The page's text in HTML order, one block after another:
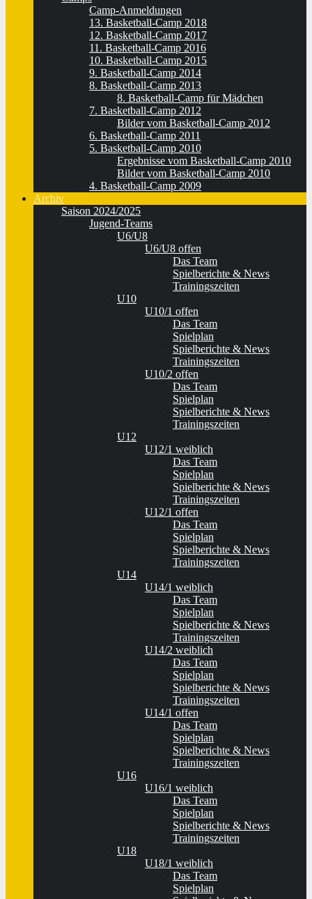
Camp-Anmeldungen
13. Basketball-Camp 2018
12. Basketball-Camp 2017
11. Basketball-Camp 2016
10. Basketball-Camp 2015
9. Basketball-Camp 2014
8. Basketball-Camp 2013
8. Basketball-Camp für Mädchen
7. Basketball-Camp 2012
Bilder vom Basketball-Camp 2012
6. Basketball-Camp 2011
5. Basketball-Camp 2010
Ergebnisse vom Basketball-Camp 2010
Bilder vom Basketball-Camp 2010
4. Basketball-Camp 2009
Archiv
Saison 2024/2025
Jugend-Teams
U6/U8
U6/U8 offen
Das Team
Spielberichte & News
Trainingszeiten
U10
U10/1 offen
Das Team
Spielplan
Spielberichte & News
Trainingszeiten
U10/2 offen
Das Team
Spielplan
Spielberichte & News
Trainingszeiten
U12
U12/1 weiblich
Das Team
Spielplan
Spielberichte & News
Trainingszeiten
U12/1 offen
Das Team
Spielplan
Spielberichte & News
Trainingszeiten
U14
U14/1 weiblich
Das Team
Spielplan
Spielberichte & News
Trainingszeiten
U14/2 weiblich
Das Team
Spielplan
Spielberichte & News
Trainingszeiten
U14/1 offen
Das Team
Spielplan
Spielberichte & News
Trainingszeiten
U16
U16/1 weiblich
Das Team
Spielplan
Spielberichte & News
Trainingszeiten
U18
U18/1 weiblich
Das Team
Spielplan